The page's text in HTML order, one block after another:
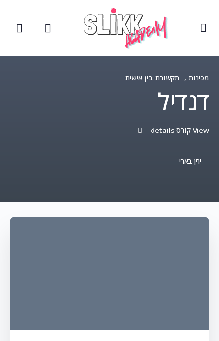
מכירות , תקשורת בין אישית
דנדיל
View קורס details
ירין בארי